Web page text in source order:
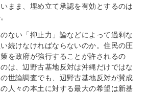
まま、埋め立て承認を有効とするのは
ない「抑止力」論などによって過剰な
続けなければならないのか。住民の圧
を政府が強行することが許されるの
は、辺野古基地反対は沖縄だけではな
世論調査でも、辺野古基地反対が賛成
人々の本土に対する最大の希望は新基